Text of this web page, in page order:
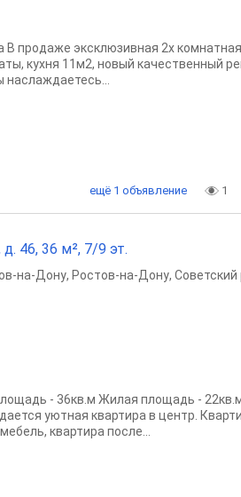
продаже эксклюзивная 2х комнатная
кухня 11м2, новый качественный
1
ещё 1 объявление
46, 36 м², 7/9 эт.
на-Дону, Ростов-на-Дону, Советский
- 36кв.м Жилая площадь -
уютная квартира в центр.
квартира после...